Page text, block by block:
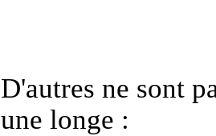
D'autres ne sont
une longe :